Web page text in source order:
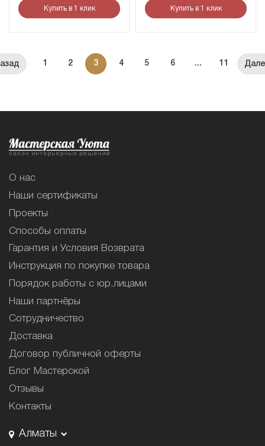
Купить в 1 клик Купить в 1 клик
1 2 3 4 5 6 ... 11
О нас
Наши сертификаты
Проекты
Способы оплаты
Гарантия и Условия Возврата
Инструкция по покупке товара
Порядок работы с юр.лицами
Наши партнёры
Сотрудничество
Доставка
Договор публичной оферты
Блог Мастерской
Отзывы
Контакты
Алматы